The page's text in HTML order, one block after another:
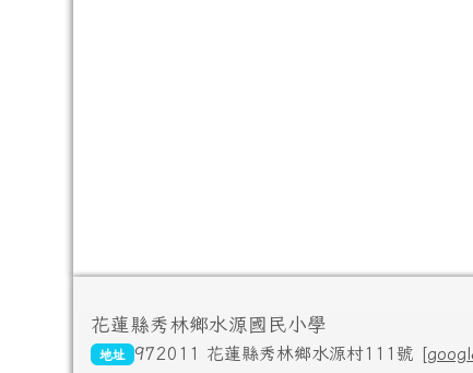
頁尾區域內容
花蓮縣秀林鄉水源國民小學
地址 972011 花蓮縣秀林鄉水源村111號 [